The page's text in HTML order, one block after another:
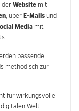
der Websitemit
, über E-Mailsund
Mediamit
passende
methodisch zur
für wirkungsvolle
Welt.